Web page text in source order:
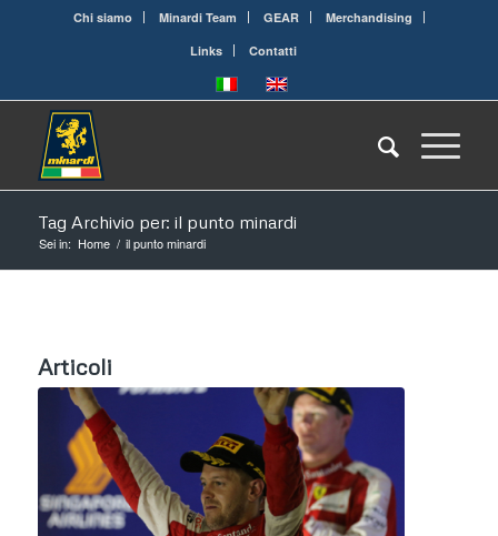
Chi siamo Minardi Team GEAR
Merchandising
Links
Contatti
Tag Archivio per: il punto minardi
Sei in: Home / il punto minardi
Articoli